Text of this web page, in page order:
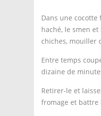
Dans une
haché, le smen
chiches, mouiller
Entre temps
dizaine de
Retirer-le et
fromage et battre